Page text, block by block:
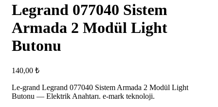
Legrand 077040 Sistem
Armada 2 Modül Light
Butonu
140,00 ₺
Le-grand Legrand 077040 Sistem Armada 2 Modül Light
Butonu — Elektrik Anahtarı. e-mark teknoloji.